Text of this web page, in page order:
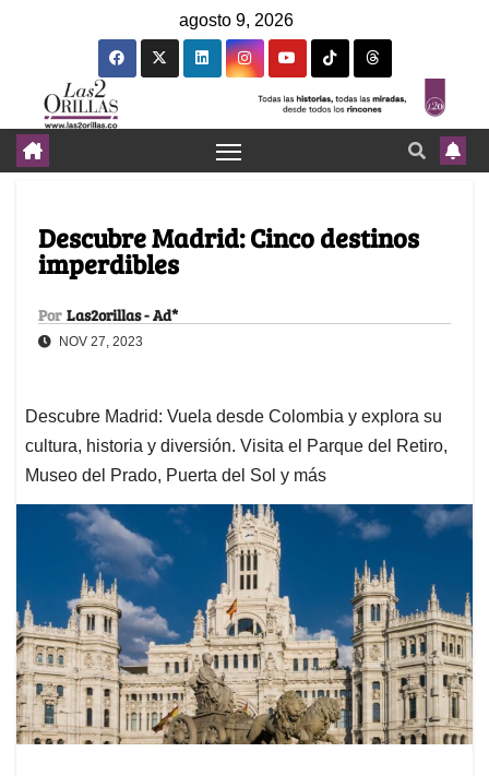
agosto 9, 2026
Descubre Madrid: Cinco destinos
imperdibles
Por Las2orillas - Ad*
NOV 27, 2023
Descubre Madrid: Vuela desde Colombia y explora su
cultura, historia y diversión. Visita el Parque del Retiro,
Museo del Prado, Puerta del Sol y más